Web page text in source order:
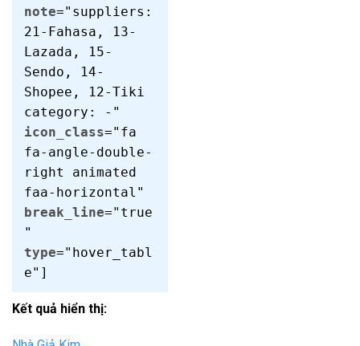
note="suppliers:
21-Fahasa, 13-
Lazada, 15-
Sendo, 14-
Shopee, 12-Tiki
category: -"
icon_class="fa
fa-angle-double-
right animated
faa-horizontal"
break_line="true
"
type="hover_tabl
e"]
Kết quả hiển thị: